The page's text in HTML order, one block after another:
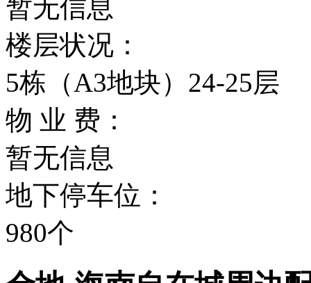
暂无信息
楼层状况：
5栋（A3地块）24-25层
物 业 费：
暂无信息
地下停车位：
980个